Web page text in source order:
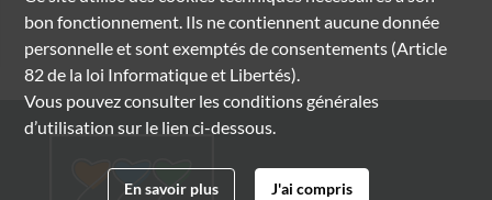
bon fonctionnement. Ils ne contiennent aucune donnée
personnelle et sont exemptés de consentements (Article
82 de la loi Informatique et Libertés).
Vous pouvez consulter les conditions générales
d’utilisation sur le lien ci-dessous.
En savoir plus J'ai compris